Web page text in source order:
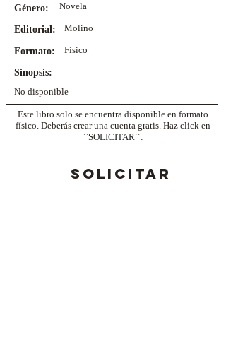
Género: Novela
Molino
Editorial:
Formato: Físico
Sinopsis:
No disponible
Este libro solo se encuentra disponible en formato
físico. Deberás crear una cuenta gratis. Haz click en
``SOLICITAR´´:
SOLICITAR